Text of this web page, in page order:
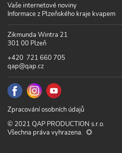
Vaše internetové noviny
Informace z Plzeňského kraje kvapem
Zikmunda Wintra 21
301 00 Plzeň
+420 721 660 705
qap@qap.cz
Zpracování osobních údajů
© 2021 QAP PRODUCTION s.r.o.
Všechna práva vyhrazena.